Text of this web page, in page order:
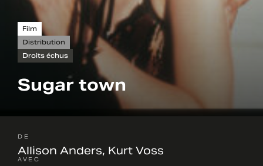
Film
Distribution
Droits échus
Sugar town
DE
Allison Anders, Kurt Voss
AVEC